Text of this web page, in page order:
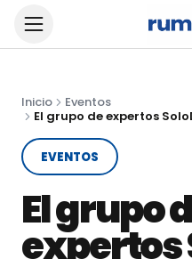
Inicio
Eventos
EVENTOS
El grupo
expertos